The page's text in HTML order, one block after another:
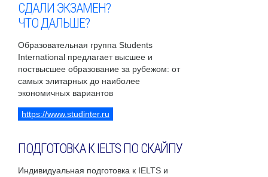
СДАЛИ ЭКЗАМЕН?
ЧТО ДАЛЬШЕ?
Образовательная группа Students
International предлагает высшее и
поствысшее образование за рубежом: от
самых элитарных до наиболее
экономичных вариантов
https://www.studinter.ru
ПОДГОТОВКА К IELTS ПО СКАЙПУ
Индивидуальная подготовка к IELTS и